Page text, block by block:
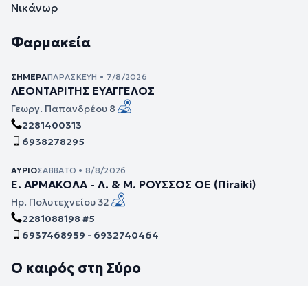
Νικάνωρ
Φαρμακεία
ΣΉΜΕΡΑΠΑΡΑΣΚΕΥΉ • 7/8/2026
ΛΕΟΝΤΑΡΙΤΗΣ ΕΥΑΓΓΕΛΟΣ
Γεωργ. Παπανδρέου 8
2281400313
6938278295
ΑΎΡΙΟΣΆΒΒΑΤΟ • 8/8/2026
Ε. ΑΡΜΑΚΟΛΑ - Λ. & Μ. ΡΟΥΣΣΟΣ ΟΕ (Πiraiki)
Ηρ. Πολυτεχνείου 32
2281088198 #5
6937468959 - 6932740464
Ο καιρός στη Σύρο